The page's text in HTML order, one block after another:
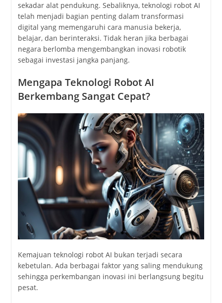
sekadar alat pendukung. Sebaliknya, teknologi robot AI
telah menjadi bagian penting dalam transformasi
digital yang memengaruhi cara manusia bekerja,
belajar, dan berinteraksi. Tidak heran jika berbagai
negara berlomba mengembangkan inovasi robotik
sebagai investasi jangka panjang.
Mengapa Teknologi Robot AI
Berkembang Sangat Cepat?
Kemajuan teknologi robot AI bukan terjadi secara
kebetulan. Ada berbagai faktor yang saling mendukung
sehingga perkembangan inovasi ini berlangsung begitu
pesat.